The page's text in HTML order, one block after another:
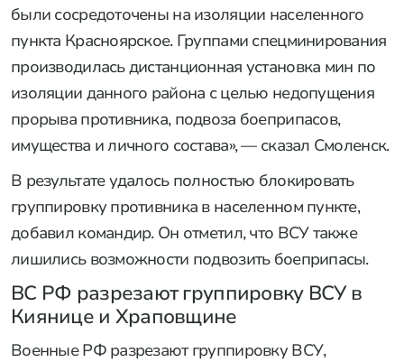
были сосредоточены на изоляции населенного
пункта Красноярское. Группами спецминирования
производилась дистанционная установка мин по
изоляции данного района с целью недопущения
прорыва противника, подвоза боеприпасов,
имущества и личного состава», — сказал Смоленск.
В результате удалось полностью блокировать
группировку противника в населенном пункте,
добавил командир. Он отметил, что ВСУ также
лишились возможности подвозить боеприпасы.
ВС РФ разрезают группировку ВСУ в
Киянице и Храповщине
Военные РФ разрезают группировку ВСУ,